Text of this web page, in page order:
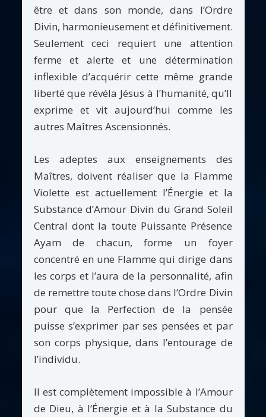
être et dans son monde, dans l’Ordre
Divin, harmonieusement et définitivement.
Seulement ceci requiert une attention
ferme et alerte et une détermination
inflexible d’acquérir cette même grande
liberté que révéla Jésus à l’humanité, qu’Il
exprime et vit aujourd’hui comme les
autres Maîtres Ascensionnés.
Les adeptes aux enseignements des
Maîtres, doivent réaliser que la Flamme
Violette est actuellement l’Énergie et la
Substance d’Amour Divin du Grand Soleil
Central dont la toute Puissante Présence
Ayam de chacun, forme un foyer
concentré en une Flamme qui dirige dans
les corps et l’aura de la personnalité, afin
de remettre toute chose dans l’Ordre Divin
pour que la Perfection de la pensée
puisse s’exprimer par ses pensées et par
son corps physique, dans l’entourage de
l’individu.
Il est complètement impossible à l’Amour
de Dieu, à l’Énergie et à la Substance du